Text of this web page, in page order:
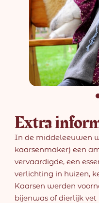
Extra
In de middeleeuwen
kaarsenmaker) een
vervaardigde, een
verlichting in huizen,
Kaarsen werden
bijenwas of dierlijk vet